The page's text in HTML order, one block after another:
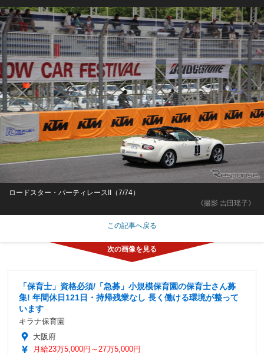
《撮影 吉田瑶子》
ロードスター・パーティレースII（7/74）
この記事へ戻る
「保育士」資格必須/「急募」小規模保育園の保育士さん募
集! 年間休日121日・持帰残業なし 長く働ける環境が整って
います
キラナ保育園
大阪府
月給23万5,000円～27万5,000円